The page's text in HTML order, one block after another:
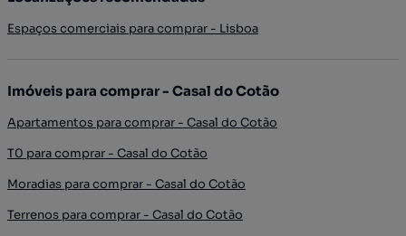
Espaços comerciais para comprar - Lisboa
Imóveis para comprar - Casal do Cotão
Apartamentos para comprar - Casal do Cotão
T0 para comprar - Casal do Cotão
Moradias para comprar - Casal do Cotão
Terrenos para comprar - Casal do Cotão